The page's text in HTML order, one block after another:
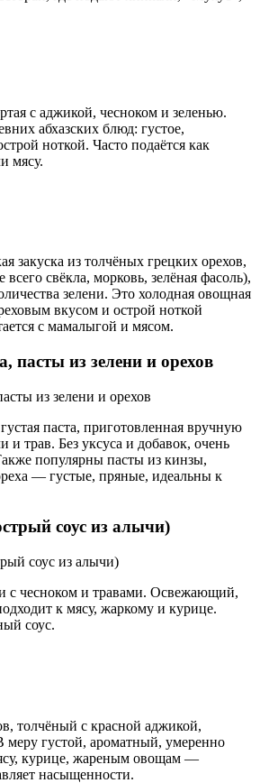
с аджикой, чесноком и зеленью.
абхазских блюд: густое,
ноткой. Часто подаётся как
мясу.
закуска из толчёных грецких орехов,
свёкла, морковь, зелёная фасоль),
зелени. Это холодная овощная
вкусом и острой ноткой
с мамалыгой и мясом.
пасты из зелени и орехов
паста, приготовленная вручную
и трав. Без уксуса и добавок, очень
популярны пасты из кинзы,
— густые, пряные, идеальны к
соус из алычи)
с чесноком и травами. Освежающий,
к мясу, жаркому и курице.
соус.
толчёный с красной аджикой,
меру густой, ароматный, умеренно
курице, жареным овощам —
насыщенности.